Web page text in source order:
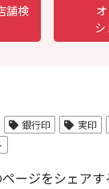
舗検
銀行印 実印
ページをシェアす